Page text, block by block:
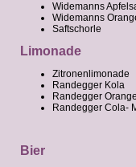
Widemanns
Widemanns
Saftschorle
Limonade
Zitronenlimonade
Randegger Kola
Randegger
Randegger Cola-
Bier